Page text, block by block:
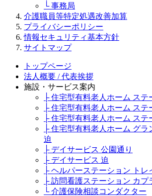
└ 事務局
介護職員等特定処遇改善加算
プライバシーポリシー
情報セキュリティ基本方針
サイトマップ
トップページ
法人概要 / 代表挨拶
施設・サービス案内
├ 住宅型有料老人ホーム ステ
├ 住宅型有料老人ホーム ステ
├ 住宅型有料老人ホーム ステ
├ 住宅型有料老人ホーム グラ
迫
├ デイサービス 公園通り
├ デイサービス 迫
├ ヘルパーステーション トレ
├ 訪問看護ステーション カプ
└ 介護保険相談コンダクター